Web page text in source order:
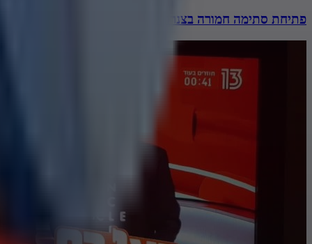
פתיחת סתימה חמורה בצנרת של גיא לרר - קטע ד